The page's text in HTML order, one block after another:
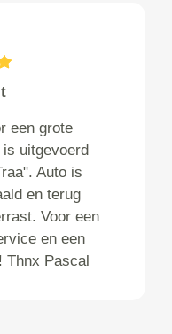
een grote
uitgevoerd
Auto is
en terug
Voor een
en een
Thnx Pascal